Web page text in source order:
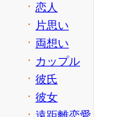
恋人
片思い
両想い
カップル
彼氏
彼女